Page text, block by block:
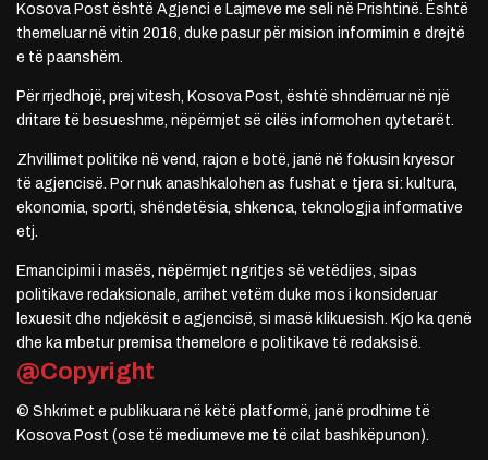
Kosova Post është Agjenci e Lajmeve me seli në Prishtinë. Është
themeluar në vitin 2016, duke pasur për mision informimin e drejtë
e të paanshëm.
Për rrjedhojë, prej vitesh, Kosova Post, është shndërruar në një
dritare të besueshme, nëpërmjet së cilës informohen qytetarët.
Zhvillimet politike në vend, rajon e botë, janë në fokusin kryesor
të agjencisë. Por nuk anashkalohen as fushat e tjera si: kultura,
ekonomia, sporti, shëndetësia, shkenca, teknologjia informative
etj.
Emancipimi i masës, nëpërmjet ngritjes së vetëdijes, sipas
politikave redaksionale, arrihet vetëm duke mos i konsideruar
lexuesit dhe ndjekësit e agjencisë, si masë klikuesish. Kjo ka qenë
dhe ka mbetur premisa themelore e politikave të redaksisë.
@Copyright
© Shkrimet e publikuara në këtë platformë, janë prodhime të
Kosova Post (ose të mediumeve me të cilat bashkëpunon).